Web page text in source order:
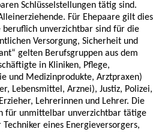
Schlüsselstellungen tätig sind.
Für Ehepaare gilt dies
unverzichtbar sind für die
Versorgung, Sicherheit und
gelten Berufsgruppen aus dem
in Kliniken, Pflege,
und Medizinprodukte, Arztpraxen)
Lebensmittel, Arznei), Justiz, Polizei,
Lehrerinnen und Lehrer. Die
für unmittelbar unverzichtbar tätige
Techniker eines Energieversorgers,